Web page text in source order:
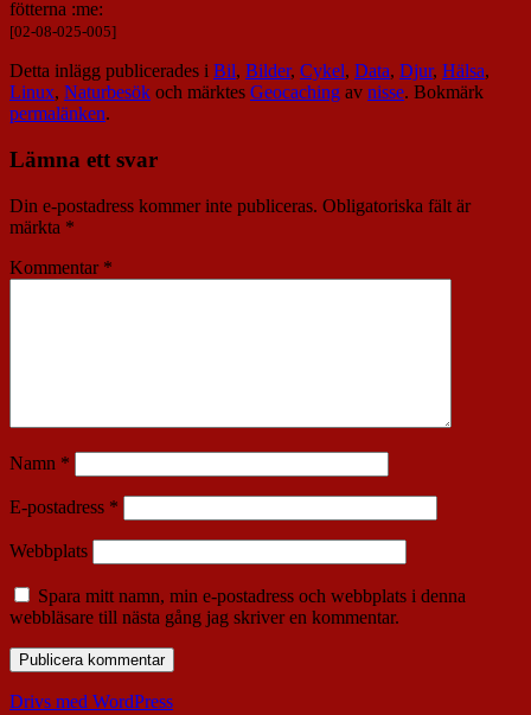
fötterna :me:
[02-08-025-005]
Detta inlägg publicerades i Bil, Bilder, Cykel, Data, Djur, Hälsa,
Linux, Naturbesök och märktes Geocaching av nisse. Bokmärk
permalänken.
Lämna ett svar
Din e-postadress kommer inte publiceras. Obligatoriska fält är
märkta *
Kommentar *
Namn *
E-postadress *
Webbplats
Spara mitt namn, min e-postadress och webbplats i denna
webbläsare till nästa gång jag skriver en kommentar.
Drivs med WordPress